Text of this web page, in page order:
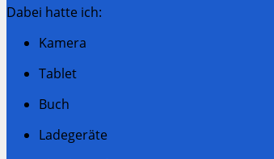
Dabei hatte ich:
Kamera
Tablet
Buch
Ladegeräte